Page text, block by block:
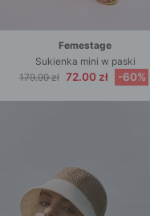
Femestage
Sukienka mini w paski
179.99 zł 72.00 zł -60%